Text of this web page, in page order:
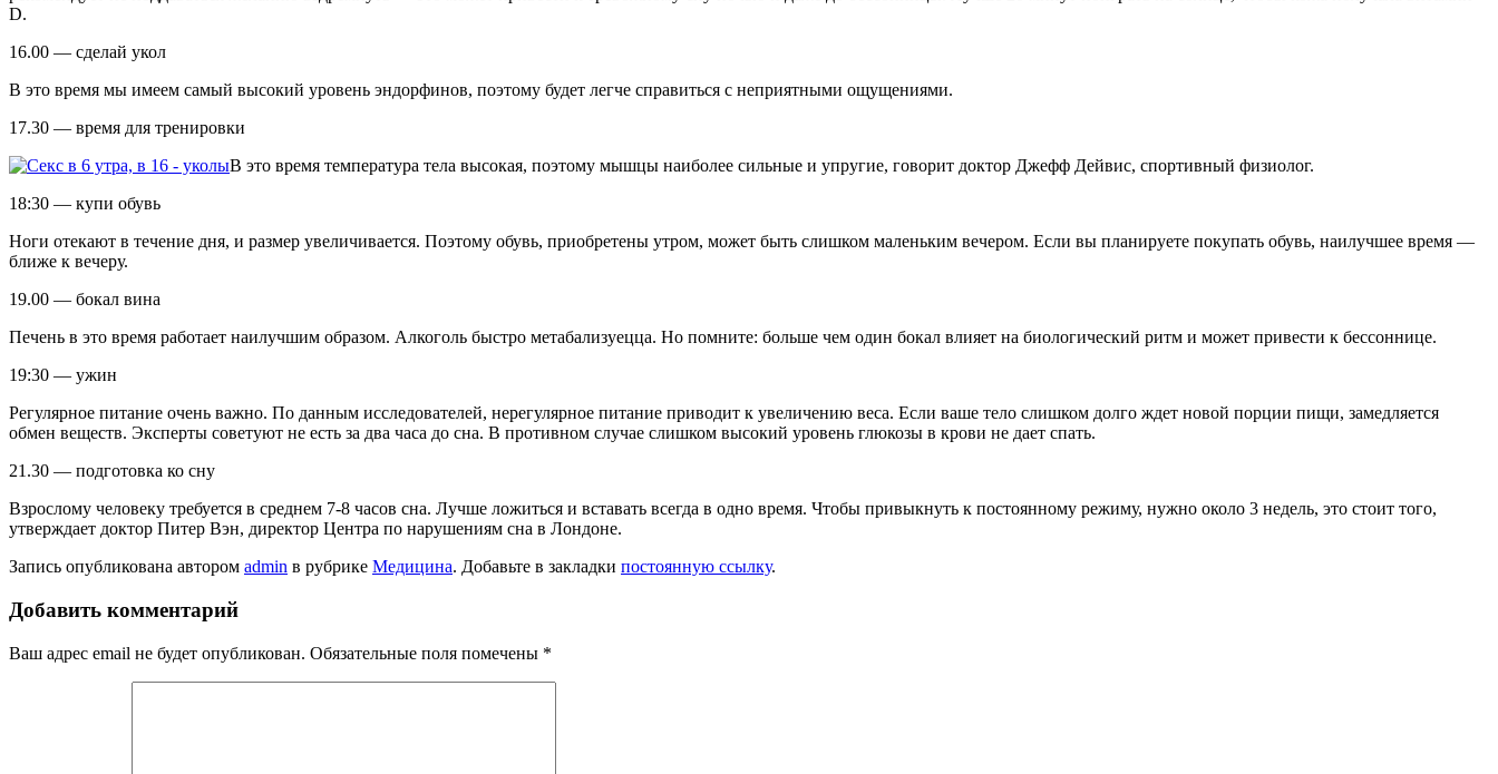
D.
16.00 — сделай укол
В это время мы имеем самый высокий уровень эндорфинов, поэтому будет легче справиться с неприятными ощущениями.
17.30 — время для тренировки
В это время температура тела высокая, поэтому мышцы наиболее сильные и упругие, говорит доктор Джефф Дейвис, спортивный физиолог.
18:30 — купи обувь
Ноги отекают в течение дня, и размер увеличивается. Поэтому обувь, приобретены утром, может быть слишком маленьким вечером. Если вы планируете покупать обувь, наилучшее время —
ближе к вечеру.
19.00 — бокал вина
Печень в это время работает наилучшим образом. Алкоголь быстро метабализуецца. Но помните: больше чем один бокал влияет на биологический ритм и может привести к бессоннице.
19:30 — ужин
Регулярное питание очень важно. По данным исследователей, нерегулярное питание приводит к увеличению веса. Если ваше тело слишком долго ждет новой порции пищи, замедляется
обмен веществ. Эксперты советуют не есть за два часа до сна. В противном случае слишком высокий уровень глюкозы в крови не дает спать.
21.30 — подготовка ко сну
Взрослому человеку требуется в среднем 7-8 часов сна. Лучше ложиться и вставать всегда в одно время. Чтобы привыкнуть к постоянному режиму, нужно около 3 недель, это стоит того,
утверждает доктор Питер Вэн, директор Центра по нарушениям сна в Лондоне.
Запись опубликована автором admin в рубрике Медицина. Добавьте в закладки постоянную ссылку.
Добавить комментарий
Ваш адрес email не будет опубликован. Обязательные поля помечены *